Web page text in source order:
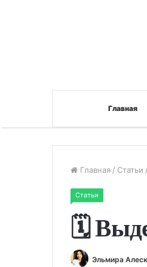
Главная
Главная / Статьи /
Статьи
🗓
Эльмира